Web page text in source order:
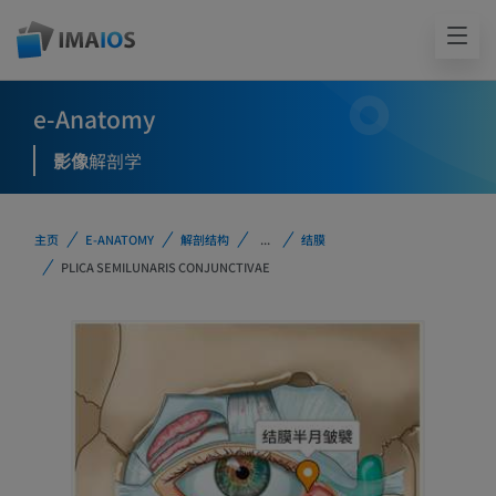
e-Anatomy
影像解剖学
主页 E-ANATOMY 解剖结构 ...
结膜
PLICA SEMILUNARIS CONJUNCTIVAE